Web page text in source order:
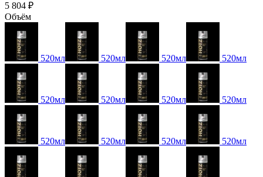
5 804 ₽
Объём
520мл 520мл 520мл 520мл
520мл 520мл 520мл 520мл
520мл 520мл 520мл 520мл